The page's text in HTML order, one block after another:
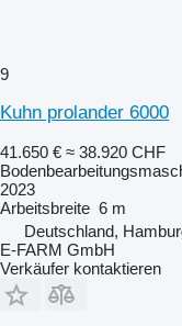
9
Kuhn prolander 6000
41.650 € ≈ 38.920 CHF
2023
Arbeitsbreite 6 m
Deutschland,
E-FARM GmbH
Verkäufer kontaktieren